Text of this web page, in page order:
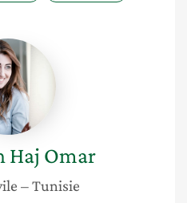
Wafa
Ben
Haj
Omar
Haj Omar
– Tunisie